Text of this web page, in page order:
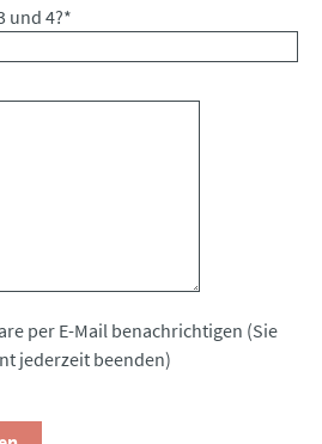
und 4?*
per E-Mail benachrichtigen (Sie
jederzeit beenden)